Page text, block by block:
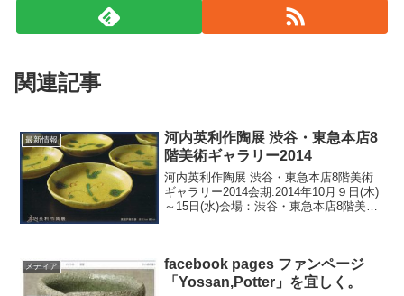
関連記事
最新情報
河内英利作陶展 渋谷・東急本店8
階美術ギャラリー2014
河内英利作陶展 渋谷・東急本店8階美術
ギャラリー2014会期:2014年10月９日(木)
～15日(水)会場：渋谷・東急本店8階美術
メディア
facebook pages ファンページ
「Yossan,Potter」を宜しく。